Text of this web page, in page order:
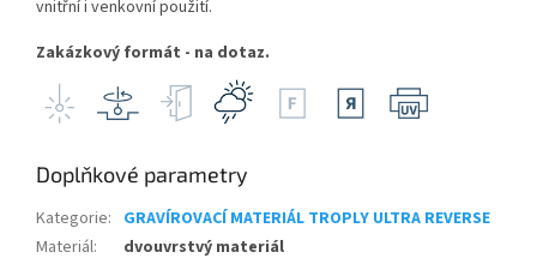
vnitřní i venkovní použití.
Zakázkový formát - na dotaz.
Doplňkové parametry
Kategorie: GRAVÍROVACÍ MATERIÁL TROPLY ULTRA REVERSE
Materiál: dvouvrstvý materiál